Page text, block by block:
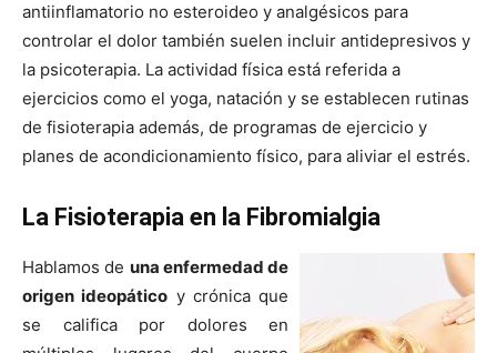
antiinflamatorio no esteroideo y analgésicos para
controlar el dolor también suelen incluir antidepresivos y
la psicoterapia. La actividad física está referida a
ejercicios como el yoga, natación y se establecen rutinas
de fisioterapia además, de programas de ejercicio y
planes de acondicionamiento físico, para aliviar el estrés.
La Fisioterapia en la Fibromialgia
Hablamos de una enfermedad de
origen ideopático y crónica que
se califica por dolores en